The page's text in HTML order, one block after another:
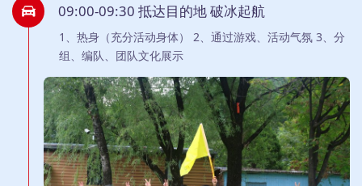
09:00-09:30 抵达目的地 破冰起航
1、热身（充分活动身体） 2、通过游戏、活动气氛 3、分
组、编队、团队文化展示